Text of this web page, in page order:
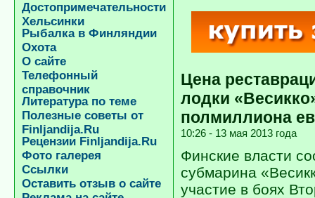
Достопримечательности
Хельсинки
Рыбалка в Финляндии
Охота
О сайте
Телефонный
справочник
Литература по теме
Полезные советы от
Finljandija.Ru
Рецензии Finljandija.Ru
Фото галерея
Ссылки
Оставить отзыв о сайте
Цена
лодки
полмиллиона
10:26 - 13 мая 2013 года
Финские власти
субмарина
участие в боях